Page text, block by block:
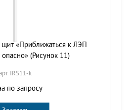
«Приближаться к ЛЭП
(Рисунок 11)
IRS11-k
по запросу